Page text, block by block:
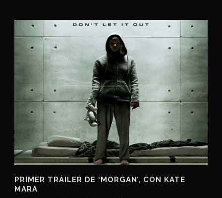
PRIMER TRÁILER DE ‘MORGAN’, CON KATE
MARA